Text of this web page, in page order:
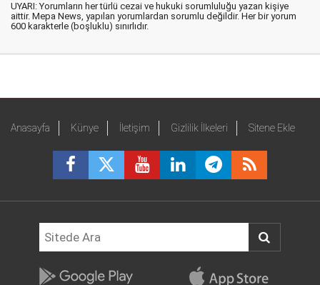
UYARI: Yorumların her türlü cezai ve hukuki sorumluluğu yazan kişiye
aittir. Mepa News, yapılan yorumlardan sorumlu değildir. Her bir yorum
600 karakterle (boşluklu) sınırlıdır.
Anasayfa Künye İletişim Gizlilik İlkeleri Sitene Ekle